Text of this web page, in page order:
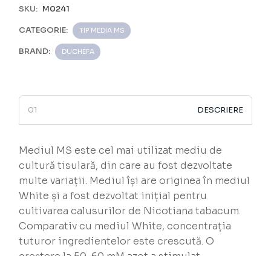
SKU: M0241
CATEGORIE: TIP MEDIA MS
BRAND: DUCHEFA
DESCRIERE
Mediul MS este cel mai utilizat mediu de
cultură tisulară, din care au fost dezvoltate
multe variații. Mediul își are originea în mediul
White și a fost dezvoltat inițial pentru
cultivarea calusurilor de Nicotiana tabacum.
Comparativ cu mediul White, concentrația
tuturor ingredientelor este crescută. O